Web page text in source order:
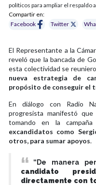
políticos para ampliar el respaldo
Compartir en:
Facebook
Twitter
El Representante a la
reveló que la bancada de
esta colectividad se
nueva estrategia de
propósito de conseguir el
En diálogo con Radio
progresista manifestó
tomando en la
excandidatos como
otros, para sumar apoyos.
“De manera
candidato
directamente con